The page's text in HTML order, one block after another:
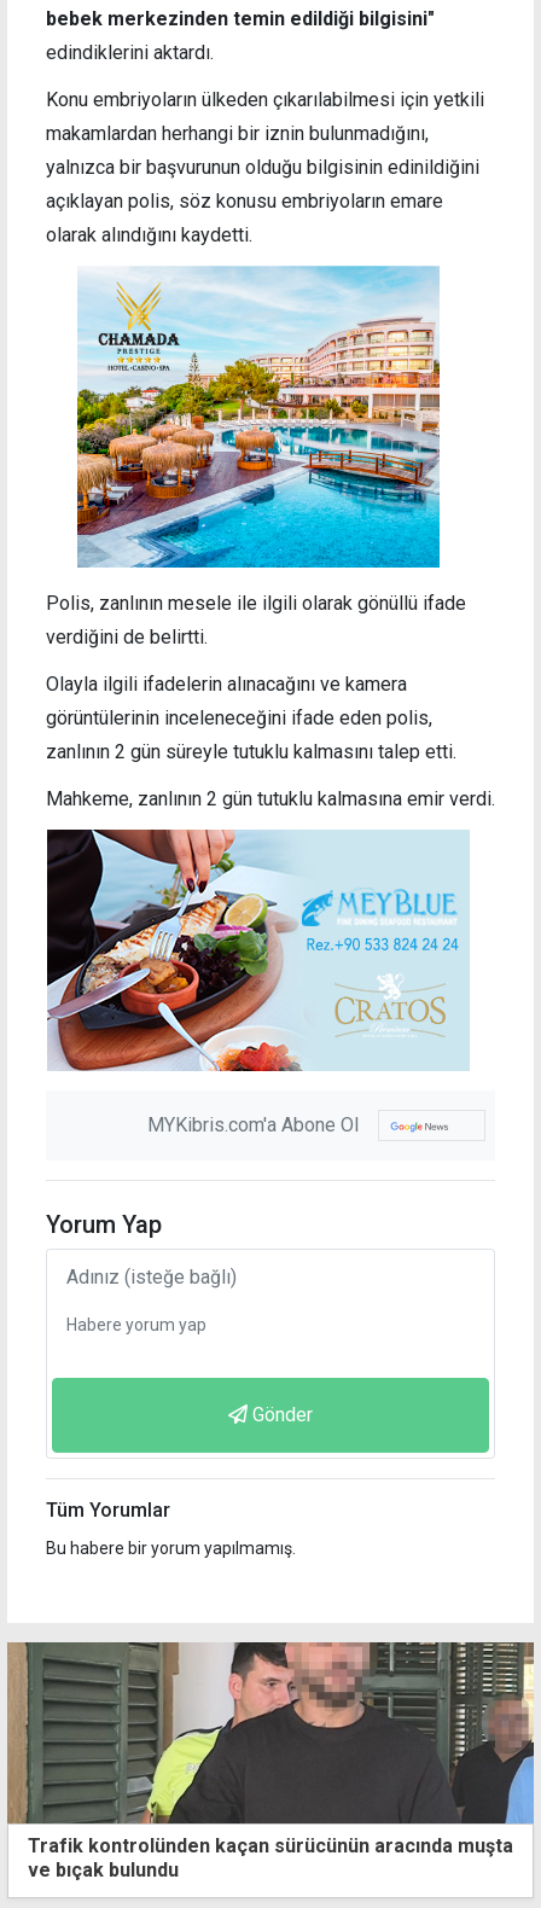
bebek merkezinden temin edildiği bilgisini"
edindiklerini aktardı.
Konu embriyoların ülkeden çıkarılabilmesi için yetkili
makamlardan herhangi bir iznin bulunmadığını,
yalnızca bir başvurunun olduğu bilgisinin edinildiğini
açıklayan polis, söz konusu embriyoların emare
olarak alındığını kaydetti.
Polis, zanlının mesele ile ilgili olarak gönüllü ifade
verdiğini de belirtti.
Olayla ilgili ifadelerin alınacağını ve kamera
görüntülerinin inceleneceğini ifade eden polis,
zanlının 2 gün süreyle tutuklu kalmasını talep etti.
Mahkeme, zanlının 2 gün tutuklu kalmasına emir verdi.
MYKibris.com'a Abone Ol
Yorum Yap
Gönder
Tüm Yorumlar
Bu habere bir yorum yapılmamış.
Trafik kontrolünden kaçan sürücünün aracında muşta
ve bıçak bulundu